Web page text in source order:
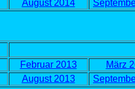
August 2014
Februar 2013
März
August 2013